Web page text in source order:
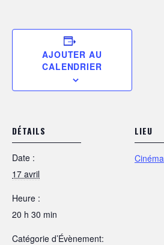
AJOUTER AU
CALENDRIER
DÉTAILS
Date :
17 avril
Heure :
20 h 30 min
Catégorie d’Évènement:
LIEU
Cinéma